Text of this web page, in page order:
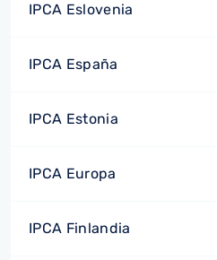
IPCA Eslovenia
IPCA España
IPCA Estonia
IPCA Europa
IPCA Finlandia